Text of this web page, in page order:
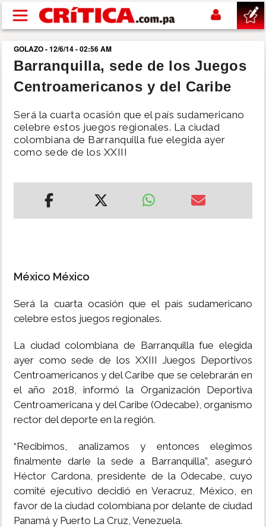
Pasar al contenido principal
buscar
SUCESOS
NACIONAL
POLÍTICA
DEPORTES
MULTIMEDIA
GOLAZO - 12/6/14 - 02:56 AM
Barranquilla, sede de los Juegos
Centroamericanos y del Caribe
Será la cuarta ocasión que el país sudamericano
celebre estos juegos regionales. La ciudad
colombiana de Barranquilla fue elegida ayer
como sede de los XXIII
México México
Será la cuarta ocasión que el país sudamericano
celebre estos juegos regionales.
La ciudad colombiana de Barranquilla fue elegida
ayer como sede de los XXIII Juegos Deportivos
Centroamericanos y del Caribe que se celebrarán en
el año 2018, informó la Organización Deportiva
Centroamericana y del Caribe (Odecabe), organismo
rector del deporte en la región.
“Recibimos, analizamos y entonces elegimos
finalmente darle la sede a Barranquilla”, aseguró
Héctor Cardona, presidente de la Odecabe, cuyo
comité ejecutivo decidió en Veracruz, México, en
favor de la ciudad colombiana por delante de ciudad
Panamá y Puerto La Cruz, Venezuela.